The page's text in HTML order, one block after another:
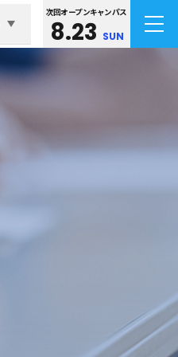
次回オープンキャンパス
8.23 SUN